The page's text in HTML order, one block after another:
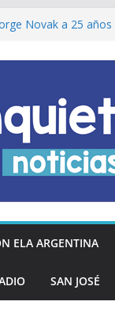
Novak a 25 años
DEL 20% EN
de las
PRÓTESIS
ELA ARGENTINA
SAN JOSÉ